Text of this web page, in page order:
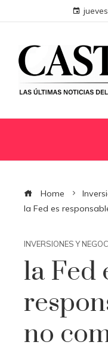
Home
la Fed es
INVERSIONES Y
la Fed
no